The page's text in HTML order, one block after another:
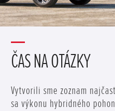
ČAS NA OTÁZKY
Vytvorili sme zoznam
sa výkonu hybridného